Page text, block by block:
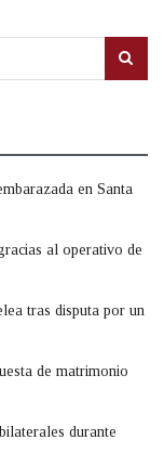
en Santa
al operativo de
tras disputa por un
de matrimonio
durante